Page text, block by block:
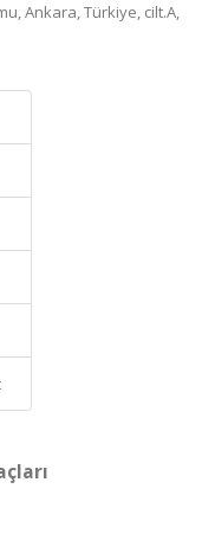
Ankara, Türkiye, cilt.A,